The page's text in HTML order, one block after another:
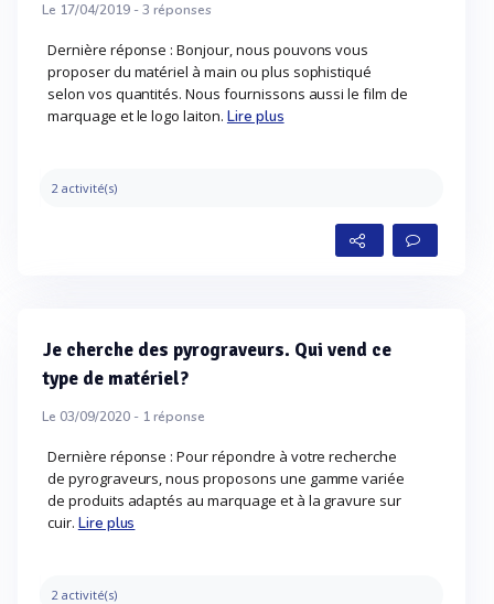
Le 17/04/2019 -3 réponses
Dernière réponse : Bonjour, nous pouvons vous
proposer du matériel à main ou plus sophistiqué
selon vos quantités. Nous fournissons aussi le film de
marquage et le logo laiton. Lire plus
2 activité(s)
Je cherche des pyrograveurs. Qui vend ce
type de matériel?
Le 03/09/2020 - 1réponse
Dernière réponse : Pour répondre à votre recherche
de pyrograveurs, nous proposons une gamme variée
de produits adaptés au marquage et à la gravure sur
cuir. Lire plus
2 activité(s)